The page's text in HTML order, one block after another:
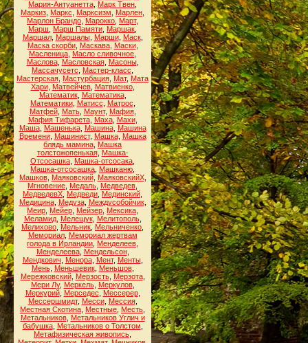
Мария-Антуанетта Марк Твен
Маркиз Маркс Марксизм Марлен
Марлон Брандо Марокко Март,
Марш
Марш Памяти Маршак
Маршал, Маршалы, Марши, Маск,
Маска скорби, Маскава, Маски,
Масленица Масло сливочное
Маслова, Масловская, Масоны,
Массачусетс
Мастер-класс
Мастерская Мастурбация Мат, Мата
Хари, Матвейчев, Матвиенко,
Математик, Математика,
Математики, Матисс Матрос
Матфей, Мать, Маунт, Мафия,
Мафия Тифарета, Маха, Махи,
Маша, Машенька, Машина, Машина
Времени, Машинист, Машка, Машка
блядь мамина Машка
толстожопенькая, Машка-
Отсосашка Машка-отсосака
Машка-отсосашка Машканю
Машков, Маяковский, МаяковскийХ,
Мгновение Медаль Медведев
МедведевХ Медведи Мединский
Медицина, Медуза, Междусобойчик,
Меир Мейер Мейзер Мексика
Меламид, Мелещук, Мелитополь,
Мелихово Мельник Мельниченко
Мемориал, Мемориал жертвам
голода в Ирландии Менделеев
Менделеева, Мендельсон,
Мендкович
Менора, Мент, Менты,
Мень, Меньшевик, Меньшов,
Мережковский, Мерзость, Мерзота,
Мери Лу, Меркель, Меркулов,
Меркурий, Мерседес Мессерер,
Мессершмидт, Месси, Мессия,
Местная Скотина Местные Месть
Метальников, Метальников Углич и
бабушка, Метальников о Толстом
Метафизическая живопись